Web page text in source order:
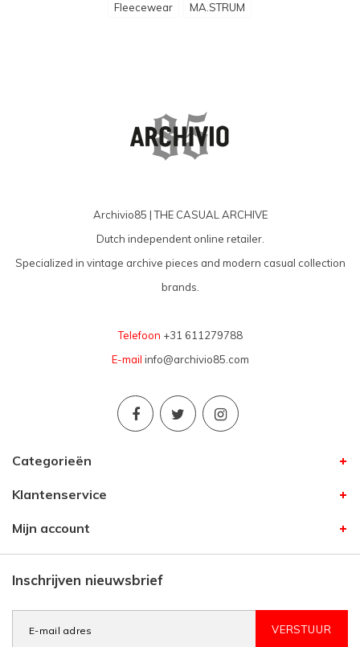
Fleecewear MA.STRUM
Archivio85 | THE CASUAL ARCHIVE
Dutch independent online retailer.
Specialized in vintage archive pieces and modern casual collection
brands.
Telefoon +31 611279788
E-mail info@archivio85.com
Categorieën
Klantenservice
Mijn account
Inschrijven nieuwsbrief
VERSTUUR